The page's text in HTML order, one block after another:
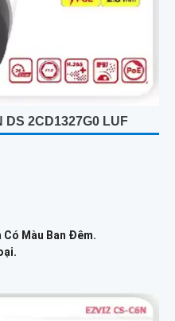
DS 2CD1327G0 LUF
Màu Ban Đêm.